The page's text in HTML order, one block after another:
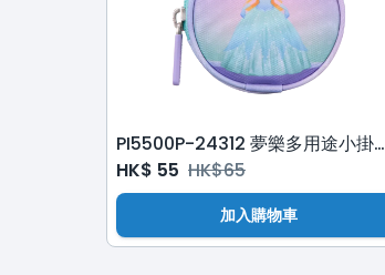
PI5500P-24312 夢樂多用途小掛包 - 獨角獸公主-淺紫色
HK$ 55 HK$65
加入購物車